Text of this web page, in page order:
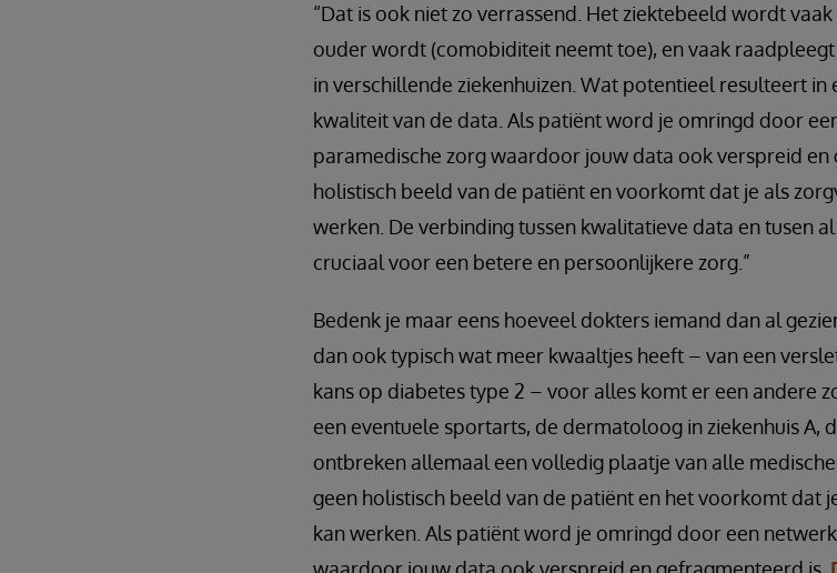
“Dat is ook niet zo verrassend. Het ziektebeeld wordt
ouder wordt (comobiditeit neemt toe), en vaak
in verschillende ziekenhuizen. Wat potentieel resulteert
kwaliteit van de data. Als patiënt word je omringd door
paramedische zorg waardoor jouw data ook verspreid en
holistisch beeld van de patiënt en voorkomt dat je als
werken. De verbinding tussen kwalitatieve data en tusen
cruciaal voor een betere en persoonlijkere zorg.”
Bedenk je maar eens hoeveel dokters iemand dan al
dan ook typisch wat meer kwaaltjes heeft – van een
kans op diabetes type 2 – voor alles komt er een andere
een eventuele sportarts, de dermatoloog in ziekenhuis A,
ontbreken allemaal een volledig plaatje van alle
geen holistisch beeld van de patiënt en het voorkomt dat
kan werken. Als patiënt word je omringd door een